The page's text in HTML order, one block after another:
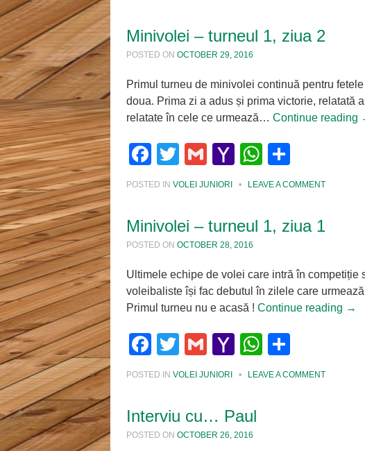
Minivolei – turneul 1, ziua 2
POSTED ON OCTOBER 29, 2016
Primul turneu de minivolei continuă pentru
doua. Prima zi a adus și prima victorie, relatată
relatate în cele ce urmează… Continue reading
Facebook
Twitter
GmailYahoo
Mail
WhatsApp
POSTED IN VOLEI JUNIORI • LEAVE A COMMENT
Minivolei – turneul 1, ziua 1
POSTED ON OCTOBER 28, 2016
Ultimele echipe de volei care intră în
voleibaliste își fac debutul în zilele care
Primul turneu nu e acasă ! Continue reading →
Facebook
Twitter
GmailYahoo
Mail
WhatsApp
POSTED IN VOLEI JUNIORI • LEAVE A COMMENT
Interviu cu… Paul
POSTED ON OCTOBER 26, 2016